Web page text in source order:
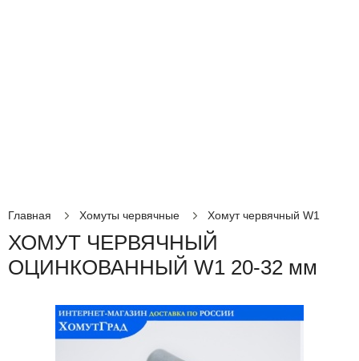
Главная Хомуты червячные Хомут червячный W1
ХОМУТ ЧЕРВЯЧНЫЙ
ОЦИНКОВАННЫЙ W1 20-32 мм